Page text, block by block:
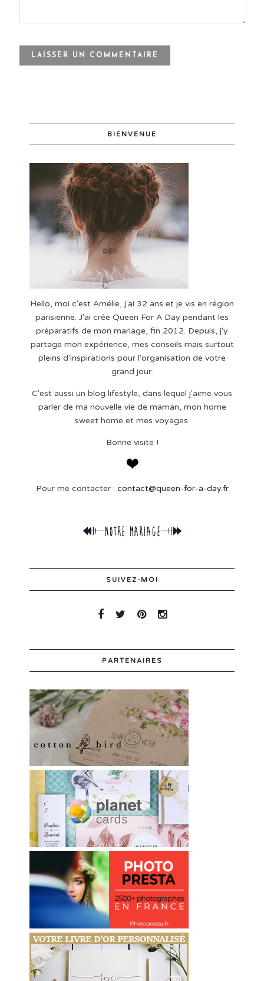
BIENVENUE
Hello, moi c'est Amélie, j'ai 32 ans et je vis en région
parisienne. J'ai crée Queen For A Day pendant les
préparatifs de mon mariage, fin 2012. Depuis, j'y
partage mon expérience, mes conseils mais surtout
pleins d'inspirations pour l'organisation de votre
grand jour.
C'est aussi un blog lifestyle, dans lequel j'aime vous
parler de ma nouvelle vie de maman, mon home
sweet home et mes voyages.
Bonne visite !
Pour me contacter : contact@queen-for-a-day.fr
SUIVEZ-MOI
PARTENAIRES